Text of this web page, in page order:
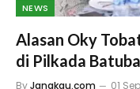
NEWS
Alasan Oky
di Pilkada
ByJangkau.com 01